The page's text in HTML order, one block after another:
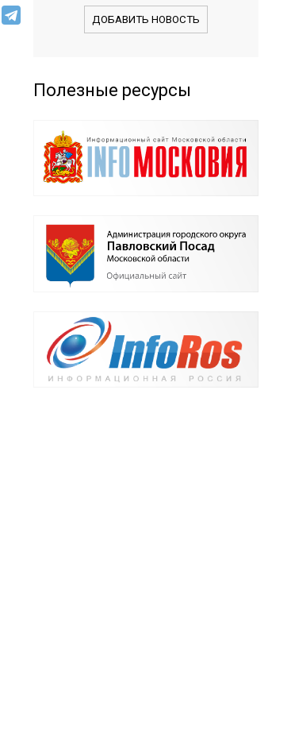
ДОБАВИТЬ НОВОСТЬ
Полезные ресурсы